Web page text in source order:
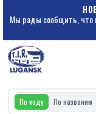
Мы рады сообщить, что
По коду По названию